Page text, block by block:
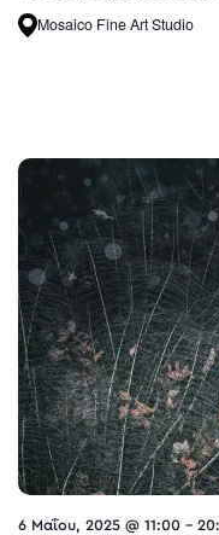
Mosaico Fine Art Studio
6 Μαΐου, 2025 @ 11:00 -